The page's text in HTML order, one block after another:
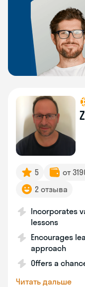
5 от
2 отзыва
Incorporates
lessons
Encourages
approach
Offers a
Читать дальше